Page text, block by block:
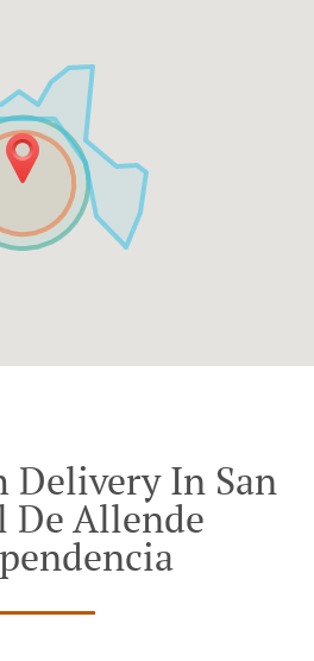
Delivery In San
De Allende